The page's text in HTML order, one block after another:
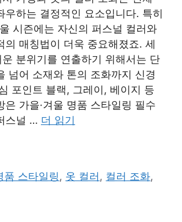
우하는 결정적인 요소입니다. 특히
시즌에는 자신의 퍼스널 컬러와
의 매칭법이 더욱 중요해졌죠. 세
분위기를 연출하기 위해서는 단
넘어 소재와 톤의 조화까지 신경
포인트 블랙, 그레이, 베이지 등
은 가을·겨울 명품 스타일링 필수
스널 … 더 읽기
품 스타일링, 옷 컬러 , 컬러 조화,